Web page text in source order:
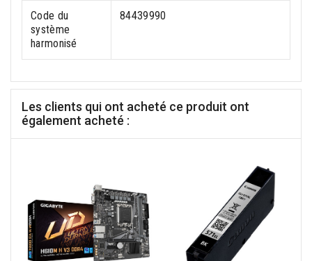
Code du
système
harmonisé
84439990
Les clients qui ont acheté ce produit ont
également acheté :